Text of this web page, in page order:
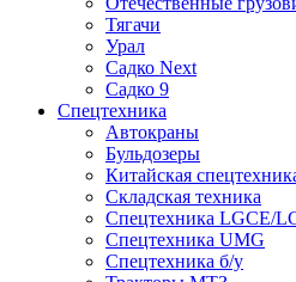
Тягачи
Урал
Садко Next
Садко 9
Спецтехника
Автокраны
Бульдозеры
Китайская
Складская техника
Спецтехника LGCE/
Спецтехника UMG
Спецтехника б/у